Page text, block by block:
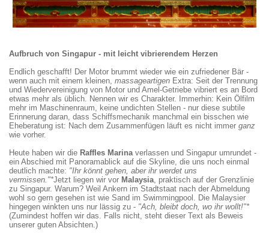
Aufbruch von Singapur - mit leicht vibrierendem Herzen
Endlich geschafft! Der Motor brummt wieder wie ein zufriedener Bär -
wenn auch mit einem kleinen, massageartigen Extra: Seit der Trennung
und Wiedervereinigung von Motor und Amel-Getriebe vibriert es an Bord
etwas mehr als üblich. Nennen wir es Charakter. Immerhin: Kein Ölfilm
mehr im Maschinenraum, keine undichten Stellen - nur diese subtile
Erinnerung daran, dass Schiffsmechanik manchmal ein bisschen wie
Eheberatung ist: Nach dem Zusammenfügen läuft es nicht immer ganz
wie vorher.
Heute haben wir die Raffles Marina verlassen und Singapur umrundet -
ein Abschied mit Panoramablick auf die Skyline, die uns noch einmal
deutlich machte: "Ihr könnt gehen, aber ihr werdet uns
vermissen."*Jetzt liegen wir vor Malaysia , praktisch auf der Grenzlinie
zu Singapur. Warum? Weil Ankern im Stadtstaat nach der Abmeldung
wohl so gern gesehen ist wie Sand im Swimmingpool. Die Malaysier
hingegen winkten uns nur lässig zu - "Ach, bleibt doch, wo ihr wollt!"*
(Zumindest hoffen wir das. Falls nicht, steht dieser Text als Beweis
unserer guten Absichten.)